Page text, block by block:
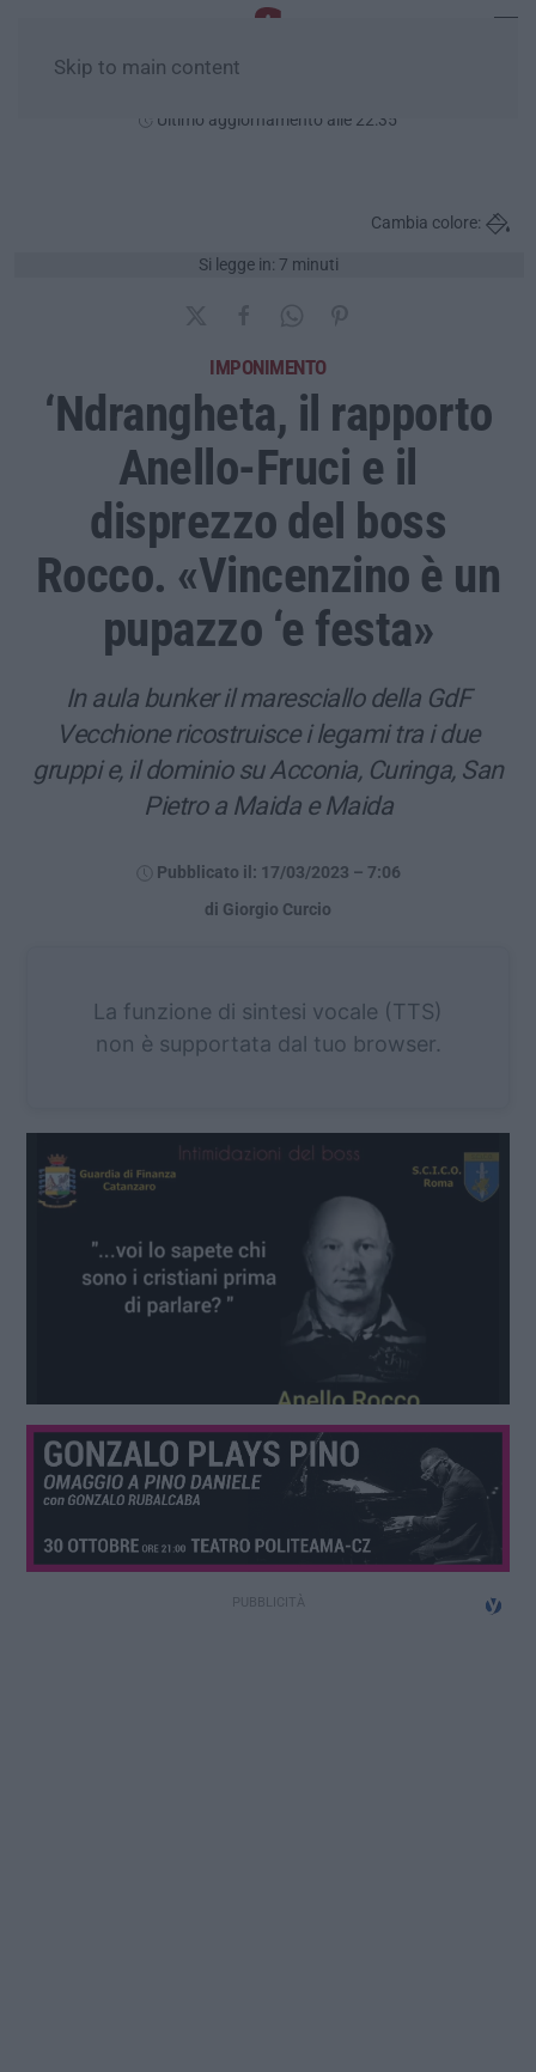
Skip to main content
Ultimo aggiornamento alle 22:35
Si legge in: 7 minuti
Cambia colore:
IMPONIMENTO
‘Ndrangheta, il rapporto
Anello-Fruci e il
disprezzo del boss
Rocco. «Vincenzino è un
pupazzo ‘e festa»
In aula bunker il maresciallo della GdF
Vecchione ricostruisce i legami tra i due
gruppi e, il dominio su Acconia, Curinga, San
Pietro a Maida e Maida
Pubblicato il: 17/03/2023 – 7:06
di Giorgio Curcio
La funzione di sintesi vocale (TTS)
non è supportata dal tuo browser.